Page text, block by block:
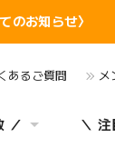
のお知らせ〉
あるご質問 メ
／ ＼